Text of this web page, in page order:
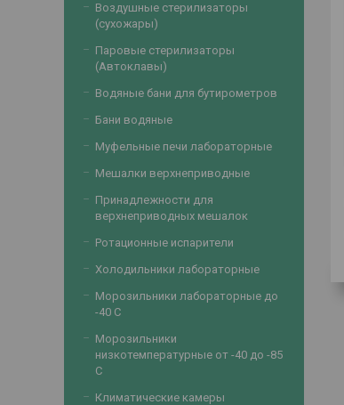
Воздушные стерилизаторы
(сухожары)
Паровые стерилизаторы
(Автоклавы)
Водяные бани для бутирометров
Бани водяные
Муфельные печи лабораторные
Мешалки верхнеприводные
Принадлежности для
верхнеприводных мешалок
Ротационные испарители
Холодильники лабораторные
Морозильники лабораторные до
-40 С
Морозильники
низкотемпературные от -40 до -85
С
Климатические камеры